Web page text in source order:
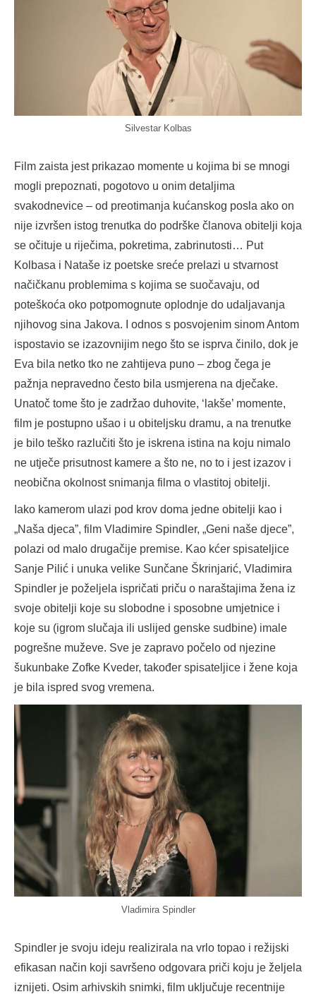
Silvestar Kolbas
Film zaista jest prikazao momente u kojima bi se mnogi
mogli prepoznati, pogotovo u onim detaljima
svakodnevice – od preotimanja kućanskog posla ako on
nije izvršen istog trenutka do podrške članova obitelji koja
se očituje u riječima, pokretima, zabrinutosti… Put
Kolbasa i Nataše iz poetske sreće prelazi u stvarnost
načičkanu problemima s kojima se suočavaju, od
poteškoća oko potpomognute oplodnje do udaljavanja
njihovog sina Jakova. I odnos s posvojenim sinom Antom
ispostavio se izazovnijim nego što se isprva činilo, dok je
Eva bila netko tko ne zahtijeva puno – zbog čega je
pažnja nepravedno često bila usmjerena na dječake.
Unatoč tome što je zadržao duhovite, ‘lakše’ momente,
film je postupno ušao i u obiteljsku dramu, a na trenutke
je bilo teško razlučiti što je iskrena istina na koju nimalo
ne utječe prisutnost kamere a što ne, no to i jest izazov i
neobična okolnost snimanja filma o vlastitoj obitelji.
Iako kamerom ulazi pod krov doma jedne obitelji kao i
„Naša djeca”, film Vladimire Spindler, „Geni naše djece”,
polazi od malo drugačije premise. Kao kćer spisateljice
Sanje Pilić i unuka velike Sunčane Škrinjarić, Vladimira
Spindler je poželjela ispričati priču o naraštajima žena iz
svoje obitelji koje su slobodne i sposobne umjetnice i
koje su (igrom slučaja ili uslijed genske sudbine) imale
pogrešne muževe. Sve je zapravo počelo od njezine
šukunbake Zofke Kveder, također spisateljice i žene koja
je bila ispred svog vremena.
Vladimira Spindler
Spindler je svoju ideju realizirala na vrlo topao i režijski
efikasan način koji savršeno odgovara priči koju je željela
iznijeti. Osim arhivskih snimki, film uključuje recentnije